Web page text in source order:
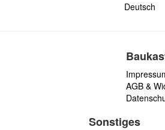
Deutsch
AGB &
Sonstiges